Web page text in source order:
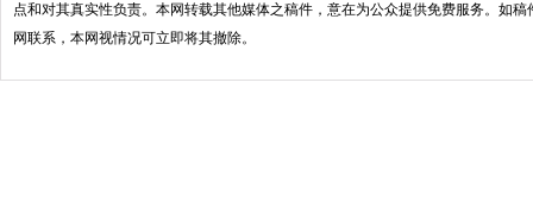
点和对其真实性负责。本网转载其他媒体之稿件，意在为公众提供免费服务。如
网联系，本网视情况可立即将其撤除。